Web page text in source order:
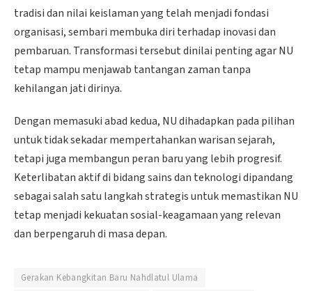
tradisi dan nilai keislaman yang telah menjadi fondasi
organisasi, sembari membuka diri terhadap inovasi dan
pembaruan. Transformasi tersebut dinilai penting agar NU
tetap mampu menjawab tantangan zaman tanpa
kehilangan jati dirinya.
Dengan memasuki abad kedua, NU dihadapkan pada pilihan
untuk tidak sekadar mempertahankan warisan sejarah,
tetapi juga membangun peran baru yang lebih progresif.
Keterlibatan aktif di bidang sains dan teknologi dipandang
sebagai salah satu langkah strategis untuk memastikan NU
tetap menjadi kekuatan sosial-keagamaan yang relevan
dan berpengaruh di masa depan.
Gerakan Kebangkitan Baru Nahdlatul Ulama